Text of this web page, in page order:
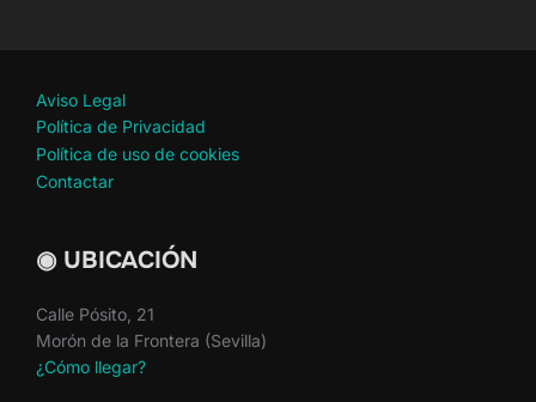
Aviso Legal
Política de Privacidad
Política de uso de cookies
Contactar
◉ UBICACIÓN
Calle Pósito, 21
Morón de la Frontera (Sevilla)
¿Cómo llegar?